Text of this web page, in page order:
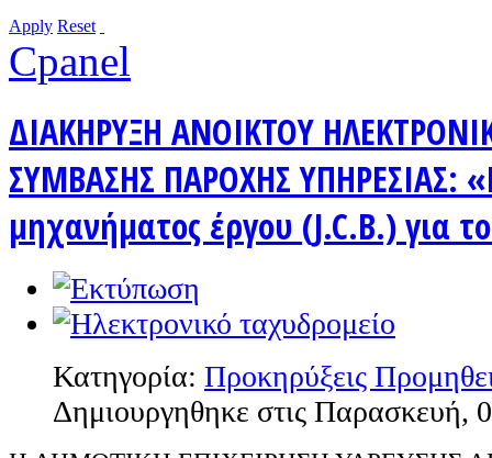
Apply Reset
Cpanel
ΔΙΑΚΗΡΥΞΗ ΑΝΟΙΚΤΟΥ
ΣΥΜΒΑΣΗΣ ΠΑΡΟΧΗΣ ΥΠΗΡΕΣΙΑΣ:
μηχανήματος έργου (J.C.B.) για
Κατηγορία: Προκηρύξεις
Δημιουργηθηκε στις Παρασκευή,